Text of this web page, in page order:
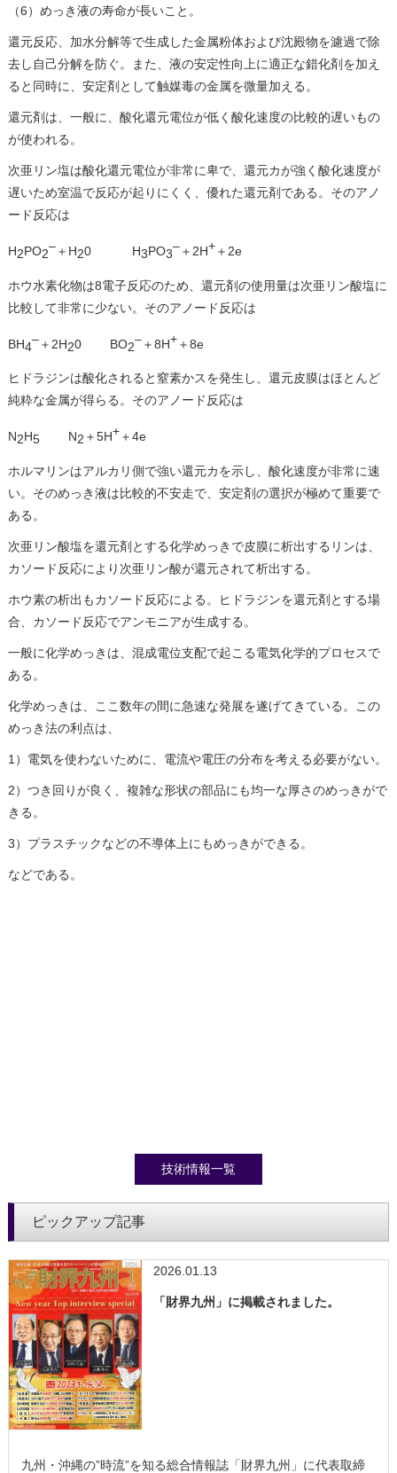
（6）めっき液の寿命が長いこと。
還元反応、加水分解等で生成した金属粉体および沈殿物を濾過で除
去し自己分解を防ぐ。また、液の安定性向上に適正な錯化剤を加え
ると同時に、安定剤として触媒毒の金属を微量加える。
還元剤は、一般に、酸化還元電位が低く酸化速度の比較的遅いもの
が使われる。
次亜リン塩は酸化還元電位が非常に卑で、還元カが強く酸化速度が
遅いため室温で反応が起りにくく、優れた還元剤である。そのアノ
ード反応は
H2PO2
–＋H20 H3PO3
–＋2H+＋2e
ホウ水素化物は8電子反応のため、還元剤の使用量は次亜リン酸塩に
比較して非常に少ない。そのアノード反応は
BH4
–＋2H20 BO2
–＋8H+＋8e
ヒドラジンは酸化されると窒素かスを発生し、還元皮膜はほとんど
純粋な金属が得らる。そのアノード反応は
N2H5 N2 ＋5H+＋4e
ホルマリンはアルカリ側で強い還元カを示し、酸化速度が非常に速
い。そのめっき液は比較的不安走で、安定剤の選択が極めて重要で
ある。
次亜リン酸塩を還元剤とする化学めっきで皮膜に析出するリンは、
カソード反応により次亜リン酸が還元されて析出する。
ホウ素の析出もカソード反応による。ヒドラジンを還元剤とする場
合、カソード反応でアンモニアが生成する。
一般に化学めっきは、混成電位支配で起こる電気化学的プロセスで
ある。
化学めっきは、ここ数年の間に急速な発展を遂げてきている。この
めっき法の利点は、
1）電気を使わないために、電流や電圧の分布を考える必要がない。
2）つき回りが良く、複雑な形状の部品にも均一な厚さのめっきがで
きる。
3）プラスチックなどの不導体上にもめっきができる。
などである。
技術情報一覧
ピックアップ記事
2026.01.13
「財界九州」に掲載されました。
九州・沖縄の”時流”を知る総合情報誌「財界九州」に代表取締